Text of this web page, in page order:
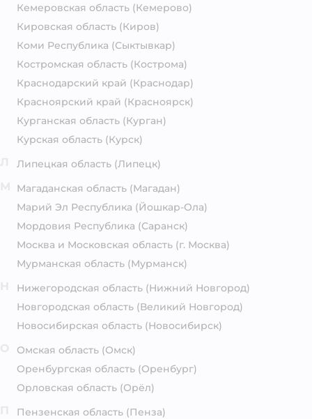
Кемеровская область (Кемерово)
Кировская область (Киров)
Коми Республика (Сыктывкар)
Костромская область (Кострома)
Краснодарский край (Краснодар)
Красноярский край (Красноярск)
Курганская область (Курган)
Курская область (Курск)
Липецкая область (Липецк)
Магаданская область (Магадан)
Марий Эл Республика (Йошкар-Ола)
Мордовия Республика (Саранск)
Москва и Московская область (г. Москва)
Мурманская область (Мурманск)
Нижегородская область (Нижний Новгород)
Новгородская область (Великий Новгород)
Новосибирская область (Новосибирск)
Омская область (Омск)
Оренбургская область (Оренбург)
Орловская область (Орёл)
Пензенская область (Пенза)